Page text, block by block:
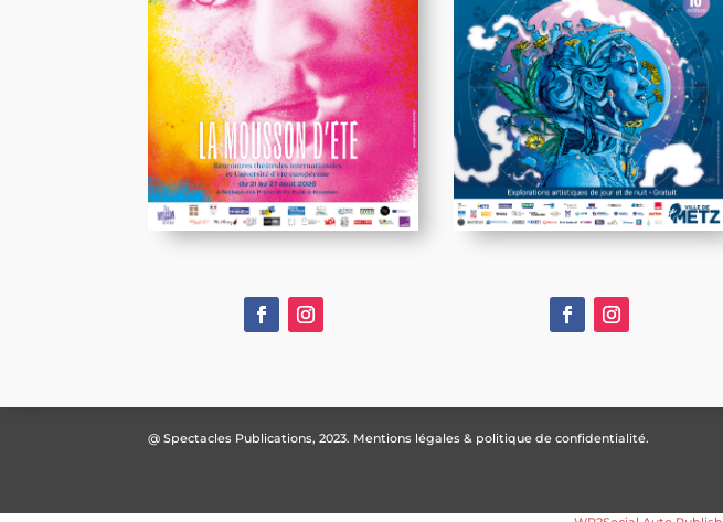
@ Spectacles Publications, 2023. Mentions légales & politique de confidentialité.